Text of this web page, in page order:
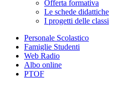
Offerta formativa
Le schede didattiche
I progetti delle classi
Personale Scolastico
Famiglie Studenti
Web Radio
Albo online
PTOF